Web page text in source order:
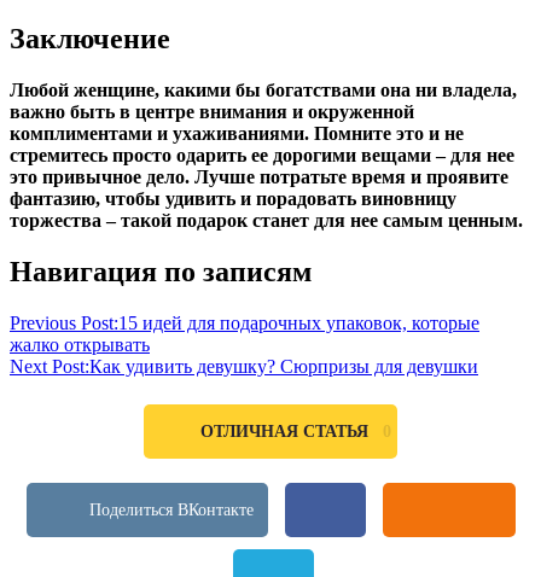
Заключение
Любой женщине, какими бы богатствами она ни владела,
важно быть в центре внимания и окруженной
комплиментами и ухаживаниями. Помните это и не
стремитесь просто одарить ее дорогими вещами – для нее
это привычное дело. Лучше потратьте время и проявите
фантазию, чтобы удивить и порадовать виновницу
торжества – такой подарок станет для нее самым ценным.
женщинечто
подарить
Навигация по записям
Previous Post:15 идей для подарочных упаковок, которые
жалко открывать
Next Post:Как удивить девушку? Сюрпризы для девушки
ОТЛИЧНАЯ СТАТЬЯ 0